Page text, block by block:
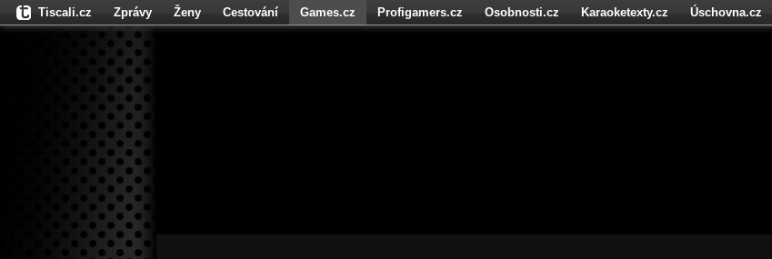
Tiscali.cz Zprávy Ženy Cestování Games.cz Profigamers.cz Osobnosti.cz Karaoketexty.cz Úschovna.cz
Fights.cz